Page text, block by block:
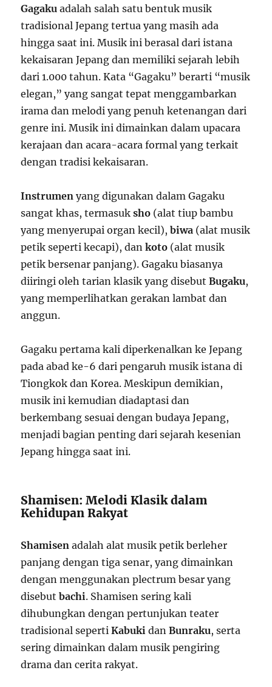
Gagaku adalah salah satu bentuk musik
tradisional Jepang tertua yang masih ada
hingga saat ini. Musik ini berasal dari istana
kekaisaran Jepang dan memiliki sejarah lebih
dari 1.000 tahun. Kata “Gagaku” berarti “musik
elegan,” yang sangat tepat menggambarkan
irama dan melodi yang penuh ketenangan dari
genre ini. Musik ini dimainkan dalam upacara
kerajaan dan acara-acara formal yang terkait
dengan tradisi kekaisaran.
Instrumen yang digunakan dalam Gagaku
sangat khas, termasuksho (alat tiup bambu
yang menyerupai organ kecil),biwa (alat musik
petik seperti kecapi), dankoto (alat musik
petik bersenar panjang). Gagaku biasanya
diiringi oleh tarian klasik yang disebutBugaku,
yang memperlihatkan gerakan lambat dan
anggun.
Gagaku pertama kali diperkenalkan ke Jepang
pada abad ke-6 dari pengaruh musik istana di
Tiongkok dan Korea. Meskipun demikian,
musik ini kemudian diadaptasi dan
berkembang sesuai dengan budaya Jepang,
menjadi bagian penting dari sejarah kesenian
Jepang hingga saat ini.
Shamisen: Melodi Klasik dalam
Kehidupan Rakyat
Shamisen adalah alat musik petik berleher
panjang dengan tiga senar, yang dimainkan
dengan menggunakan plectrum besar yang
disebutbachi. Shamisen sering kali
dihubungkan dengan pertunjukan teater
tradisional sepertiKabuki danBunraku, serta
sering dimainkan dalam musik pengiring
drama dan cerita rakyat.